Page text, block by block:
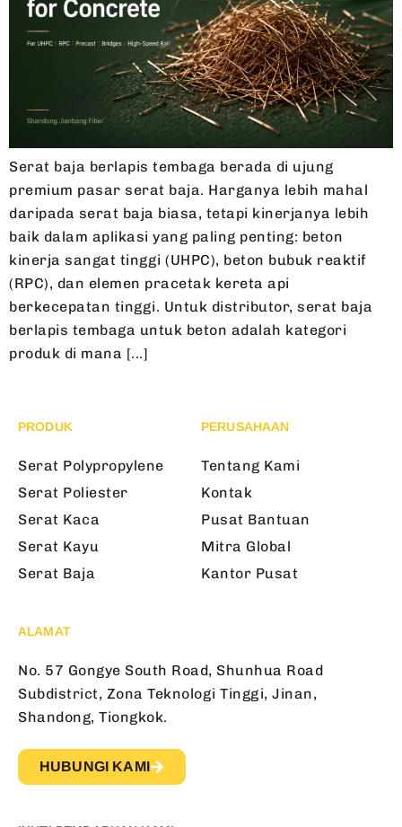
Serat baja berlapis tembaga berada di ujung
premium pasar serat baja. Harganya lebih mahal
daripada serat baja biasa, tetapi kinerjanya lebih
baik dalam aplikasi yang paling penting: beton
kinerja sangat tinggi (UHPC), beton bubuk reaktif
(RPC), dan elemen pracetak kereta api
berkecepatan tinggi. Untuk distributor, serat baja
berlapis tembaga untuk beton adalah kategori
produk di mana [...]
PRODUK
Serat Polypropylene
Serat Poliester
Serat Kaca
Serat Kayu
Serat Baja
PERUSAHAAN
Tentang Kami
Kontak
Pusat Bantuan
Mitra Global
Kantor Pusat
ALAMAT
No. 57 Gongye South Road, Shunhua Road
Subdistrict, Zona Teknologi Tinggi, Jinan,
Shandong, Tiongkok.
HUBUNGI KAMI